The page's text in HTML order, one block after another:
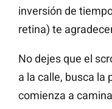
inversión de
retina) te
No dejes que el
a la calle, busca la
comienza a